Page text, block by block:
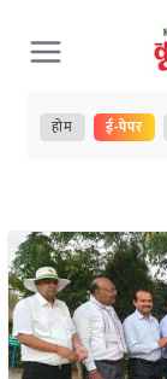
Skip
to
content
होम ई-पेपर